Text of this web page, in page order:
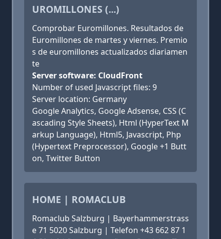
UROMILLONES (...)
Comprobar Euromillones. Resultados de
Euromillones de martes y viernes. Premio
s de euromillones actualizados diariamen
te
Server software: CloudFront
Number of used Javascript files: 9
Server location: Germany
Google Analytics, Google Adsense, CSS (C
ascading Style Sheets), Html (HyperText M
arkup Language), Html5, Javascript, Php
(Hypertext Preprocessor), Google +1 Butt
on, Twitter Button
HOME | ROMACLUB
Romaclub Salzburg | Bayerhammerstrass
e 71 5020 Salzburg | Telefon +43 662 87 1